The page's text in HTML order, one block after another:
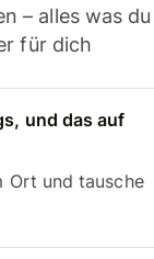
– alles was du
für dich
und das auf
Ort und tausche